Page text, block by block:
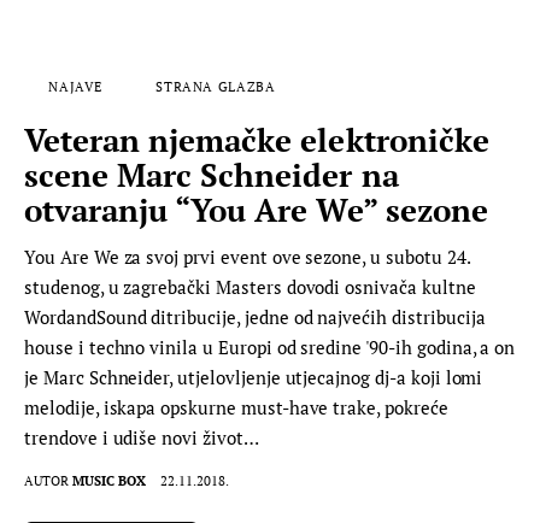
NAJAVE STRANA GLAZBA
Veteran njemačke elektroničke
scene Marc Schneider na
otvaranju “You Are We” sezone
You Are We za svoj prvi event ove sezone, u subotu 24.
studenog, u zagrebački Masters dovodi osnivača kultne
WordandSound ditribucije, jedne od najvećih distribucija
house i techno vinila u Europi od sredine '90-ih godina, a on
je Marc Schneider, utjelovljenje utjecajnog dj-a koji lomi
melodije, iskapa opskurne must-have trake, pokreće
trendove i udiše novi život…
AUTOR MUSIC BOX 22.11.2018.